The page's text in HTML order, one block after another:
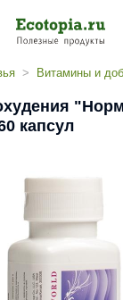
Витамины и
капсул